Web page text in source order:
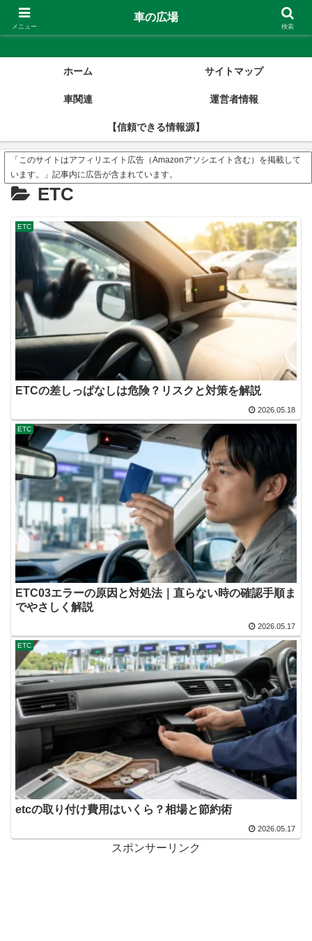
車の広場
ホーム サイトマップ
車関連 運営者情報
【信頼できる情報源】
「このサイトはアフィリエイト広告（Amazonアソシエイト含む）を掲載して
います。」記事内に広告が含まれています。
ETC
ETC
ETCの差しっぱなしは危険？リスクと対策を解説
2026.05.18
ETC
ETC03エラーの原因と対処法｜直らない時の確認手順ま
でやさしく解説
2026.05.17
ETC
etcの取り付け費用はいくら？相場と節約術
2026.05.17
スポンサーリンク
メニュー
車の広場
検索